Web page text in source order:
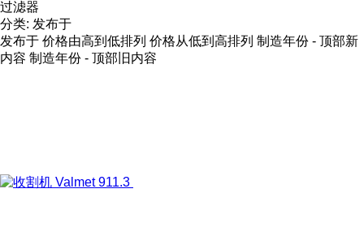
过滤器
分类: 发布于
发布于 价格由高到低排列 价格从低到高排列 制造年份 - 顶部新
内容 制造年份 - 顶部旧内容